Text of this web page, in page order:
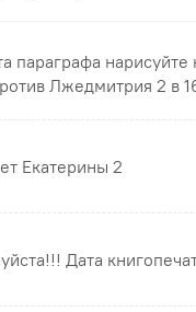
параграфа нарисуйте
Лжедмитрия 2 в
Екатерины 2
Дата